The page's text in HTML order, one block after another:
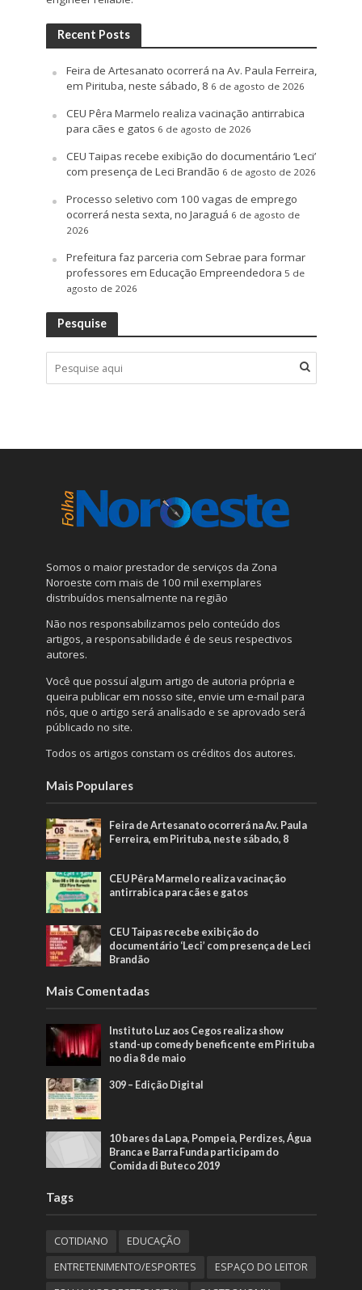
Recent Posts
Feira de Artesanato ocorrerá na Av. Paula Ferreira,
em Pirituba, neste sábado, 8 6 de agosto de 2026
CEU Pêra Marmelo realiza vacinação antirrabica
para cães e gatos 6 de agosto de 2026
CEU Taipas recebe exibição do documentário ‘Leci’
com presença de Leci Brandão 6 de agosto de 2026
Processo seletivo com 100 vagas de emprego
ocorrerá nesta sexta, no Jaraguá 6 de agosto de
2026
Prefeitura faz parceria com Sebrae para formar
professores em Educação Empreendedora 5 de
agosto de 2026
Pesquise
Somos o maior prestador de serviços da Zona
Noroeste com mais de 100 mil exemplares
distribuídos mensalmente na região
Não nos responsabilizamos pelo conteúdo dos
artigos, a responsabilidade é de seus respectivos
autores.
Você que possuí algum artigo de autoria própria e
queira publicar em nosso site, envie um e-mail para
nós, que o artigo será analisado e se aprovado será
públicado no site.
Todos os artigos constam os créditos dos autores.
Mais Populares
Feira de Artesanato ocorrerá na Av. Paula
Ferreira, em Pirituba, neste sábado, 8
CEU Pêra Marmelo realiza vacinação
antirrabica para cães e gatos
CEU Taipas recebe exibição do
documentário ‘Leci’ com presença de Leci
Brandão
Mais Comentadas
Instituto Luz aos Cegos realiza show
stand-up comedy beneficente em Pirituba
no dia 8 de maio
309 – Edição Digital
10 bares da Lapa, Pompeia, Perdizes, Água
Branca e Barra Funda participam do
Comida di Buteco 2019
Tags
COTIDIANO
EDUCAÇÃO
ENTRETENIMENTO/ESPORTES
ESPAÇO DO LEITOR